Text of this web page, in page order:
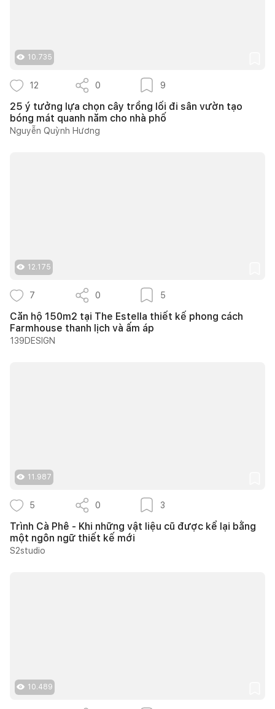
10.735
12 0 9
25 ý tưởng lựa chọn cây trồng lối đi sân vườn tạo
bóng mát quanh năm cho nhà phố
Nguyễn Quỳnh Hương
12.175
7 0 5
Căn hộ 150m2 tại The Estella thiết kế phong cách
Farmhouse thanh lịch và ấm áp
139DESIGN
11.987
5 0 3
Trình Cà Phê - Khi những vật liệu cũ được kể lại bằng
một ngôn ngữ thiết kế mới
S2studio
10.489